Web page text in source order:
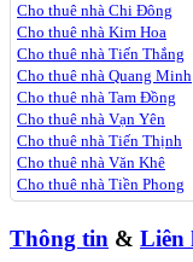
Cho thuê nhà Chi Đông
Cho thuê nhà Kim Hoa
Cho thuê nhà Tiến Thắng
Cho thuê nhà Quang Minh
Cho thuê nhà Tam Đồng
Cho thuê nhà Vạn Yên
Cho thuê nhà Tiến Thịnh
Cho thuê nhà Văn Khê
Cho thuê nhà Tiền Phong
Thông tin & Liên